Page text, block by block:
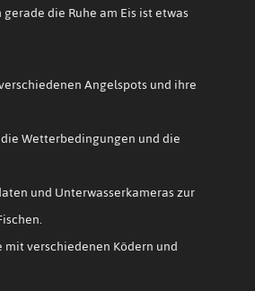
die Ruhe am Eis ist etwas
Angelspots und ihre
Wetterbedingungen und die
und Unterwasserkameras zur
verschiedenen Ködern und